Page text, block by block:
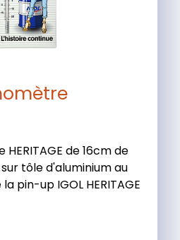
de 16cm de
tôle d'aluminium au
pin-up IGOL HERITAGE